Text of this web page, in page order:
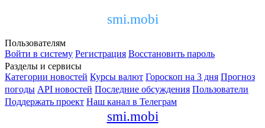
smi.mobi
Пользователям
Войти в систему Регистрация Восстановить пароль
Разделы и сервисы
Категории новостей Курсы валют Гороскоп на 3 дня Прогноз
погоды API новостей Последние обсуждения Пользователи
Поддержать проект Наш канал в Телеграм
smi.mobi